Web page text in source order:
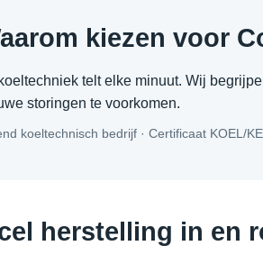
kiezen voor
telt elke minuut. Wij
storingen te voorkomen.
koeltechnisch bedrijf · Certificaat KOEL/
herstelling in en